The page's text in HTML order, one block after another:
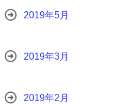
2019年5月
2019年3月
2019年2月